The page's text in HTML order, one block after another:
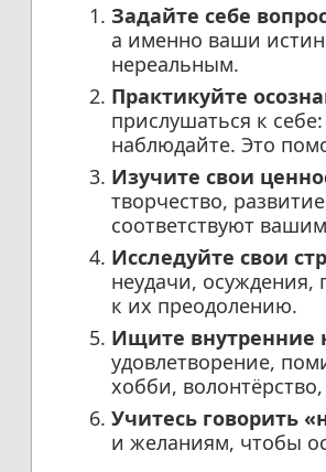
Задайте себе
а именно ваши
нереальным.
Практикуйте
прислушаться к
наблюдайте. Это
Изучите свои
творчество,
соответствуют
Исследуйте свои
неудачи,
к их преодолению.
Ищите внутренние
удовлетворение,
хобби,
Учитесь говорить
и желаниям, чтобы